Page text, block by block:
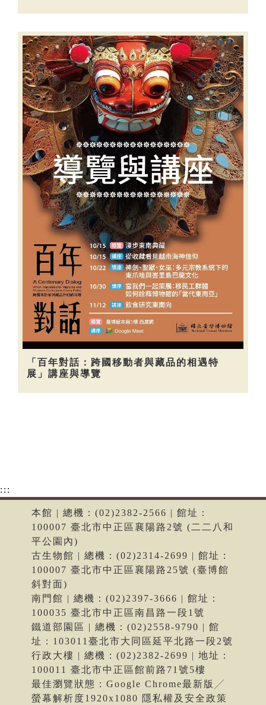
「百年對話：跨國移動者與藏品的相遇特
展」講座與導覽
:::
本館 | 總機：(02)2382-2566 | 館址：
100007 臺北市中正區襄陽路2號 (二二八和
平公園內)
古生物館 | 總機：(02)2314-2699 | 館址：
100007 臺北市中正區襄陽路25號 (臺博館
斜對面)
南門館 | 總機：(02)2397-3666 | 館址：
100035 臺北市中正區南昌路一段1號
鐵道部園區 | 總機：(02)2558-9790 | 館
址：103011臺北市大同區延平北路一段2號
行政大樓 | 總機：(02)2382-2699 | 地址：
100011 臺北市中正區館前路71號5樓
最佳瀏覽狀態：Google Chrome最新版╱
螢幕解析度1920x1080 隱私權及安全政策